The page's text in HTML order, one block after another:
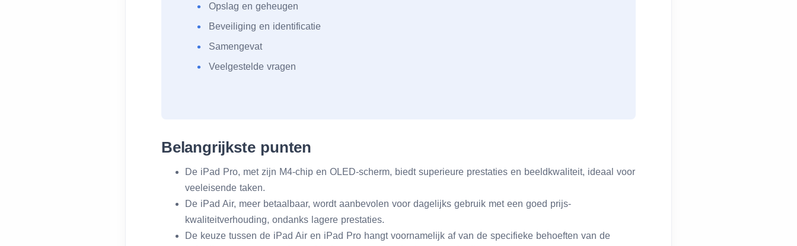
Opslag en geheugen
Beveiliging en identificatie
Samengevat
Veelgestelde vragen
Belangrijkste punten
De iPad Pro, met zijn M4-chip en OLED-scherm, biedt superieure prestaties en beeldkwaliteit, ideaal voor
veeleisende taken.
De iPad Air, meer betaalbaar, wordt aanbevolen voor dagelijks gebruik met een goed prijs-
kwaliteitverhouding, ondanks lagere prestaties.
De keuze tussen de iPad Air en iPad Pro hangt voornamelijk af van de specifieke behoeften van de